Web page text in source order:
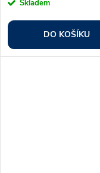
Skladem
DO KOŠÍKU